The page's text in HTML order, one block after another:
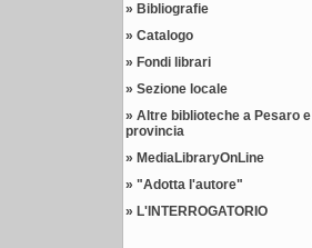
» Bibliografie
» Catalogo
» Fondi librari
» Sezione locale
» Altre biblioteche a Pesaro e
provincia
» MediaLibraryOnLine
» "Adotta l'autore"
» L'INTERROGATORIO